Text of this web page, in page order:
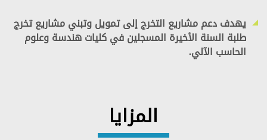
يهدف دعم مشاريع التخرج إلى تمويل وتبني مشاريع تخرج
طلبة السنة الأخيرة المسجلين في كليات هندسة وعلوم
الحاسب الآلي. ​
المزايا